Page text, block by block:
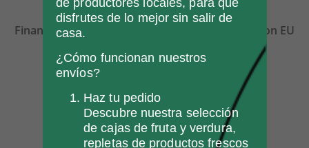
Financiado por la Unión Europea-Next Generation EU
disfrutes de lo mejor sin salir de
casa.
¿Cómo funcionan nuestros
envíos?
Haz tu pedido
Descubre nuestra selección
de cajas de fruta y verdura,
repletas de productos frescos